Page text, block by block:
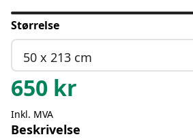
Størrelse
50 x 213 cm
650 kr
Inkl. MVA
Beskrivelse